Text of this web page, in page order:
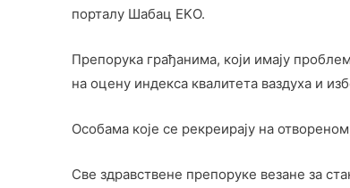
порталу Шабац EKО.
Препорука грађанима, који имају
на оцену индекса квалитета ваздуха и
Особама које се рекреирају на
Све здравствене препоруке везане за